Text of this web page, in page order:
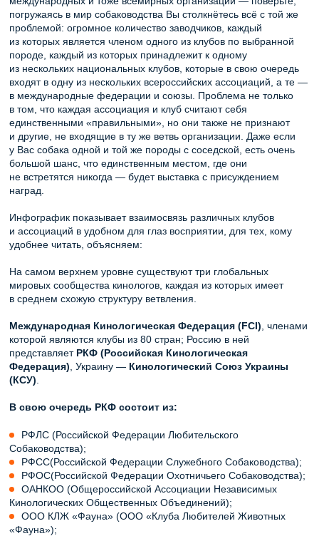
погружаясь в мир собаководства Вы столкнётесь всё с той же
проблемой: огромное количество заводчиков, каждый
из которых является членом одного из клубов по выбранной
породе, каждый из которых принадлежит к одному
из нескольких национальных клубов, которые в свою очередь
входят в одну из нескольких всероссийских ассоциаций, а те —
в международные федерации и союзы. Проблема не только
в том, что каждая ассоциация и клуб считают себя
единственными «правильными», но они также не признают
и другие, не входящие в ту же ветвь организации. Даже если
у Вас собака одной и той же породы с соседской, есть очень
большой шанс, что единственным местом, где они
не встретятся никогда — будет выставка с присуждением
наград.
Инфографик показывает взаимосвязь различных клубов
и ассоциаций в удобном для глаз восприятии, для тех, кому
удобнее читать, объясняем:
На самом верхнем уровне существуют три глобальных
мировых сообщества кинологов, каждая из которых имеет
в среднем схожую структуру ветвления.
Международная Кинологическая Федерация (FCI) , членами
которой являются клубы из 80 стран; Россию в ней
представляет РКФ (Российская Кинологическая
Федерация) , Украину — Кинологический Союз Украины
(КСУ)
В свою очередь РКФ состоит из:
РФЛС (Российской Федерации Любительского
Собаководства);
РФСС(Российской Федерации Служебного Собаководства);
РФОС(Российской Федерации Охотничьего Собаководства);
ОАНКОО (Общероссийской Ассоциации Независимых
Кинологических Общественных Объединений);
ООО КЛЖ «Фауна» (ООО «Клуба Любителей Животных
«Фауна»);